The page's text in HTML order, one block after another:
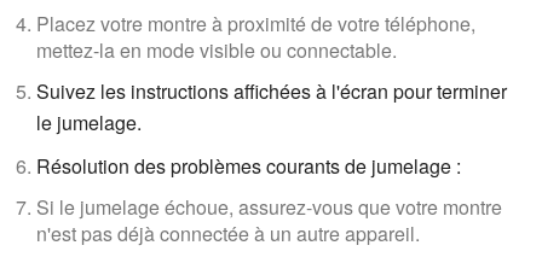
Placez votre montre à proximité de votre téléphone,
mettez-la en mode visible ou connectable.
Suivez les instructions affichées à l'écran pour terminer
le jumelage.
Résolution des problèmes courants de jumelage :
Si le jumelage échoue, assurez-vous que votre montre
n'est pas déjà connectée à un autre appareil.